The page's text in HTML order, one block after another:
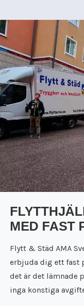
MED FAST
Flytt & Städ AMA
erbjuda dig ett fast
det är det lämnade
inga konstiga